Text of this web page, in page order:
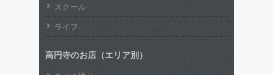
スクール
ライフ
高円寺のお店（エリア別）